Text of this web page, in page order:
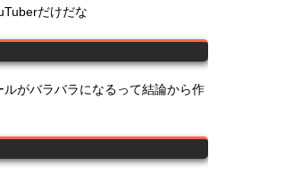
だけだな
がバラバラになるって結論から作